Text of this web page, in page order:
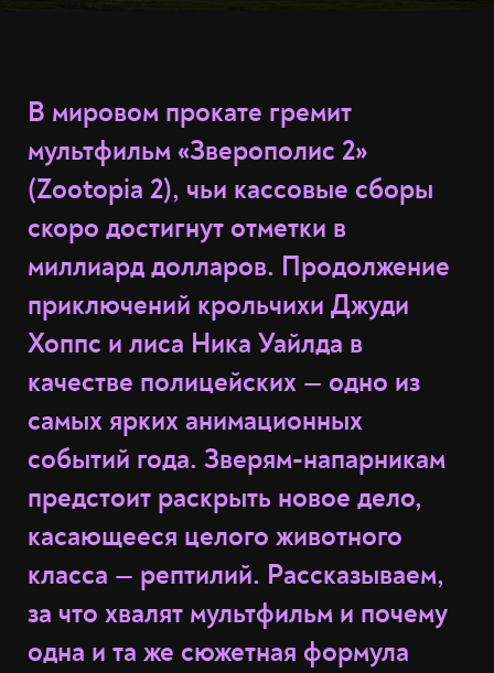
В мировом прокате гремит
мультфильм «Зверополис 2»
(Zootopia 2), чьи кассовые сборы
скоро достигнут отметки в
миллиард долларов. Продолжение
приключений крольчихи Джуди
Хоппс и лиса Ника Уайлда в
качестве полицейских — одно из
самых ярких анимационных
событий года. Зверям-напарникам
предстоит раскрыть новое дело,
касающееся целого животного
класса — рептилий. Рассказываем,
за что хвалят мультфильм и почему
одна и та же сюжетная формула